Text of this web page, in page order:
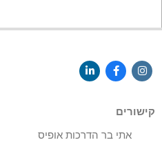
קישורים
אתי בר הדרכות אופיס